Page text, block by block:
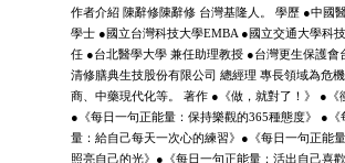
作者介紹 陳辭修陳辭修 台灣基隆人。 學歷 ●中國
學士 ●國立台灣科技大學EMBA ●國立交通大學科
任 ●台北醫學大學 兼任助理教授 ●台灣更生保護會
清修膳典生技股份有限公司 總經理 專長領域為危
商、中藥現代化等。 著作 ●《做，就對了！》 ●《
●《每日一句正能量：保持樂觀的365種態度》 ●《
量：給自己每天一次心的練習》●《每日一句正能
照亮自己的光》●《每日一句正能量：活出自己喜歡